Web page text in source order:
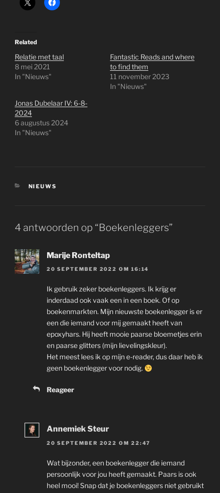
Related
Relatie met taal
8 mei 2021
In "Nieuws"
Fantastic Reads and where
to find them
11 november 2023
In "Nieuws"
Jonas Dubelaar IV: 6-8-
2024
6 augustus 2024
In "Nieuws"
CATEGORIEËN
NIEUWS
4 antwoorden op “Boekenleggers”
Marije Ronteltap
20 SEPTEMBER 2022 OM 16:14
Ik gebruik zeker boekenleggers. Ik krijg er
inderdaad ook vaak een in een boek. Of op
boekenmarkten. Mijn nieuwste boekenlegger is er
een die iemand voor mij gemaakt heeft van
epoxyhars. Hij heeft mooie paarse bloemetjes erin
en paarse glitters (mijn lievelingskleur).
Het meest lees ik op mijn e-reader, dus daar heb ik
geen boekenlegger voor nodig.
Reageer
Annemiek Steur
20 SEPTEMBER 2022 OM 22:47
Wat bijzonder, een boekenlegger die iemand
persoonlijk voor jou heeft gemaakt. Paars is ook
heel mooi! Snap dat je boekenleggers niet gebruikt